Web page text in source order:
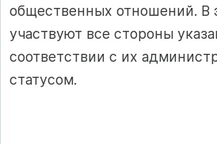
общественных отношений. В
участвуют все стороны
соответствии с их
статусом.